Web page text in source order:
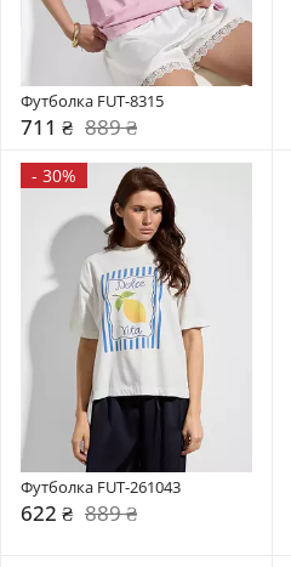
Футболка FUT-8315
711 ₴ 889 ₴
- 30%
Футболка FUT-261043
622 ₴ 889 ₴